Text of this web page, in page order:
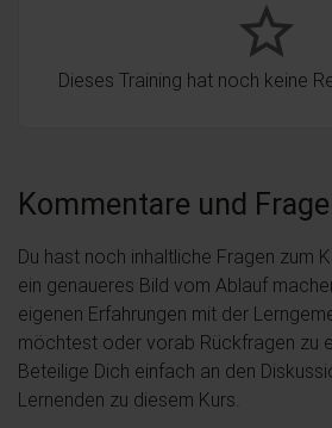
star_border
Dieses Training hat noch keine
Kommentare und
Du hast noch inhaltliche Fragen zum
ein genaueres Bild vom Ablauf
eigenen Erfahrungen mit der
möchtest oder vorab Rückfragen zu
Beteilige Dich einfach an den
Lernenden zu diesem Kurs.